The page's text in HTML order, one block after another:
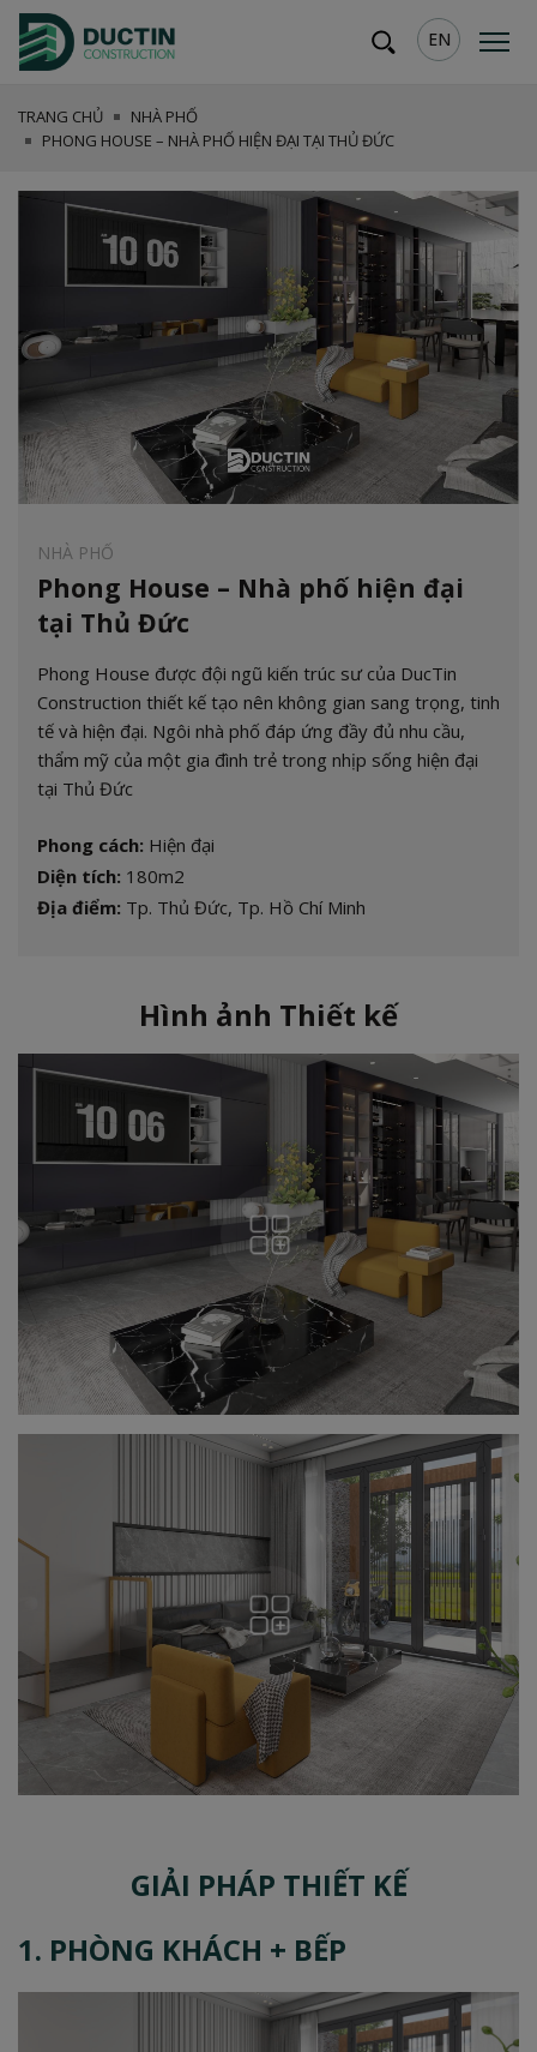
EN
TRANG CHỦ
NHÀ PHỐ
PHONG HOUSE – NHÀ PHỐ HIỆN ĐẠI TẠI THỦ ĐỨC
NHÀ PHỐ
Phong House – Nhà phố hiện đại
tại Thủ Đức
Phong House được đội ngũ kiến trúc sư của DucTin
Construction thiết kế tạo nên không gian sang trọng, tinh
tế và hiện đại. Ngôi nhà phố đáp ứng đầy đủ nhu cầu,
thẩm mỹ của một gia đình trẻ trong nhịp sống hiện đại
tại Thủ Đức
Phong cách: Hiện đại
Diện tích: 180m2
Địa điểm: Tp. Thủ Đức, Tp. Hồ Chí Minh
Hình ảnh Thiết kế
GIẢI PHÁP THIẾT KẾ
1. PHÒNG KHÁCH + BẾP